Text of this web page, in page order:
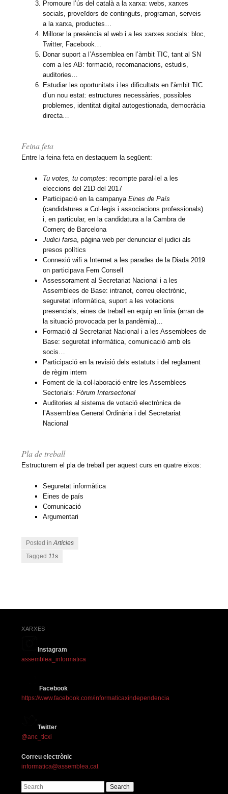
Promoure l’ús del català a la xarxa: webs, xarxes
socials, proveïdors de continguts, programari, serveis
a la xarxa, productes…
Millorar la presència al web i a les xarxes socials: bloc,
Twitter, Facebook…
Donar suport a l’Assemblea en l’àmbit TIC, tant al SN
com a les AB: formació, recomanacions, estudis,
auditories…
Estudiar les oportunitats i les dificultats en l’àmbit TIC
d’un nou estat: estructures necessàries, possibles
problemes, identitat digital autogestionada, democràcia
directa…
Feina feta
Entre la feina feta en destaquem la següent:
Tu votes, tu comptes: recompte paral·lel a les
eleccions del 21D del 2017
Participació en la campanyaEines de País
(candidatures a Col·legis i associacions professionals)
i, en particular, en la candidatura a la Cambra de
Comerç de Barcelona
Judici farsa, pàgina web per denunciar el judici als
presos polítics
Connexió wifi a Internet a les parades de la Diada 2019
on participava Fem Consell
Assessorament al Secretariat Nacional i a les
Assemblees de Base: intranet, correu electrònic,
seguretat informàtica, suport a les votacions
presencials, eines de treball en equip en línia (arran de
la situació provocada per la pandèmia)…
Formació al Secretariat Nacional i a les Assemblees de
Base: seguretat informàtica, comunicació amb els
socis…
Participació en la revisió dels estatuts i del reglament
de règim intern
Foment de la col·laboració entre les Assemblees
Sectorials:Fòrum Intersectorial
Auditories al sistema de votació electrònica de
l’Assemblea General Ordinària i del Secretariat
Nacional
Pla de treball
Estructurem el pla de treball per aquest curs en quatre eixos:
Seguretat informàtica
Eines de país
Comunicació
Argumentari
Posted inArtícles
Tagged 11s
XARXES
Instagram
assemblea_informatica
Facebook
https://www.facebook.com/informaticaxindependencia
Twitter
@anc_ticxi
Correu electrònic
informatica@assemblea.cat
Search